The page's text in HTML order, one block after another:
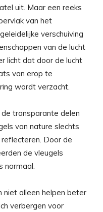
uit. Maar een reeks
van het
verschuiving
van de lucht
licht dat door de lucht
van erop te
wordt verzacht.
transparante delen
van nature slechts
Door de
de vleugels
normaal.
niet alleen helpen beter
verbergen voor